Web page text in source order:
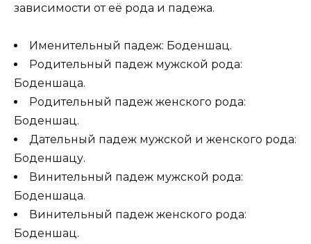
зависимости от её рода и падежа.
Именительный падеж: Боденшац.
Родительный падеж мужской рода:
Боденшаца.
Родительный падеж женского рода:
Боденшац.
Дательный падеж мужской и женского рода:
Боденшацу.
Винительный падеж мужской рода:
Боденшаца.
Винительный падеж женского рода:
Боденшац.